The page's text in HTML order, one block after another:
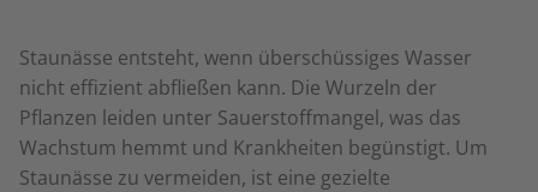
Staunässe entsteht, wenn überschüssiges Wasser
nicht effizient abfließen kann. Die Wurzeln der
Pflanzen leiden unter Sauerstoffmangel, was das
Wachstum hemmt und Krankheiten begünstigt. Um
Staunässe zu vermeiden, ist eine gezielte